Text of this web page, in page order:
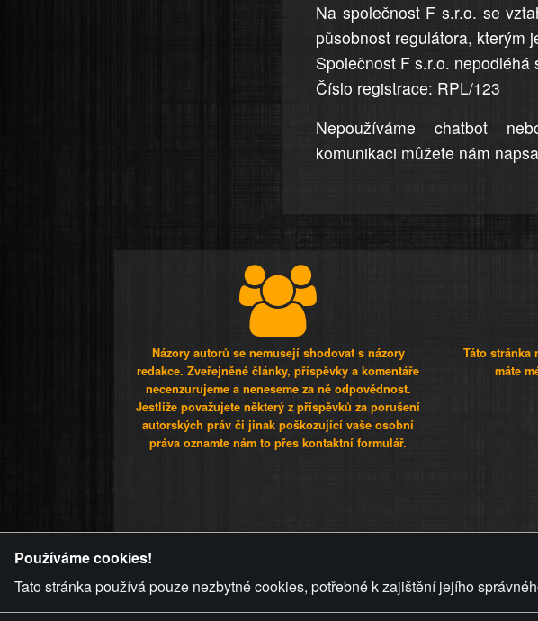
Na společnost F s.r.o. se
působnost regulátora, kterým
Společnost F s.r.o.
Číslo registrace: RPL/123
Nepoužíváme chatbot
komunikaci můžete nám
Názory autorů se nemusejí shodovat s názory
redakce. Zveřejněné články, příspěvky a komentáře
necenzurujeme a neneseme za ně odpovědnost.
Jestliže považujete některý z příspěvků za porušení
autorských práv či jinak poškozující vaše osobní
práva oznamte nám to přes kontaktní formulář.
Táto stránka
máte
Používáme cookies!
Tato stránka používá pouze nezbytné cookies, potřebné k zajištění jejího